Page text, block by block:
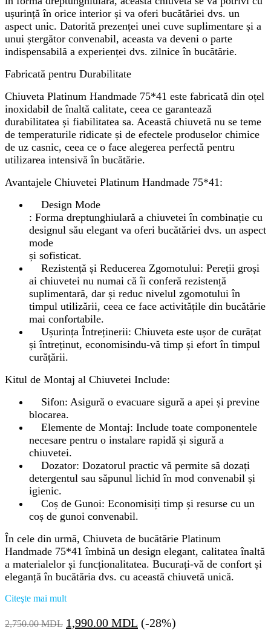
ușurință în orice interior și va oferi bucătăriei dvs. un
aspect unic. Datorită prezenței unei cuve suplimentare și a
unui ștergător convenabil, aceasta va deveni o parte
indispensabilă a experienței dvs. zilnice în bucătărie.
Fabricată pentru Durabilitate
Chiuveta Platinum Handmade 75*41 este fabricată din oțel
inoxidabil de înaltă calitate, ceea ce garantează
durabilitatea și fiabilitatea sa. Această chiuvetă nu se teme
de temperaturile ridicate și de efectele produselor chimice
de uz casnic, ceea ce o face alegerea perfectă pentru
utilizarea intensivă în bucătărie.
Avantajele Chiuvetei Platinum Handmade 75*41:
Design Mode
: Forma dreptunghiulară a chiuvetei în combinație cu
designul său elegant va oferi bucătăriei dvs. un aspect
mode
și sofisticat.
Rezistență și Reducerea Zgomotului: Pereții groși
ai chiuvetei nu numai că îi conferă rezistență
suplimentară, dar și reduc nivelul zgomotului în
timpul utilizării, ceea ce face activitățile din bucătărie
mai confortabile.
Ușurința Întreținerii: Chiuveta este ușor de curățat
și întreținut, economisindu-vă timp și efort în timpul
curățării.
Kitul de Montaj al Chiuvetei Include:
Sifon: Asigură o evacuare sigură a apei și previne
blocarea.
Elemente de Montaj: Include toate componentele
necesare pentru o instalare rapidă și sigură a
chiuvetei.
Dozator: Dozatorul practic vă permite să dozați
detergentul sau săpunul lichid în mod convenabil și
igienic.
Coș de Gunoi: Economisiți timp și resurse cu un
coș de gunoi convenabil.
În cele din urmă, Chiuveta de bucătărie Platinum
Handmade 75*41 îmbină un design elegant, calitatea înaltă
a materialelor și funcționalitatea. Bucurați-vă de confort și
eleganță în bucătăria dvs. cu această chiuvetă unică.
Citeşte mai mult
2,750.00MDL Prețul
1,990.00 MDL Prețul
(-28%)